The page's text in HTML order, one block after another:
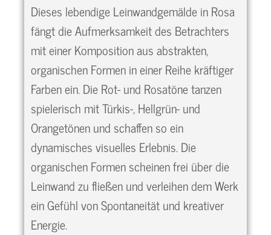
Dieses lebendige Leinwandgemälde in Rosa
fängt die Aufmerksamkeit des Betrachters
mit einer Komposition aus abstrakten,
organischen Formen in einer Reihe kräftiger
Farben ein. Die Rot- und Rosatöne tanzen
spielerisch mit Türkis-, Hellgrün- und
Orangetönen und schaffen so ein
dynamisches visuelles Erlebnis. Die
organischen Formen scheinen frei über die
Leinwand zu fließen und verleihen dem Werk
ein Gefühl von Spontaneität und kreativer
Energie.